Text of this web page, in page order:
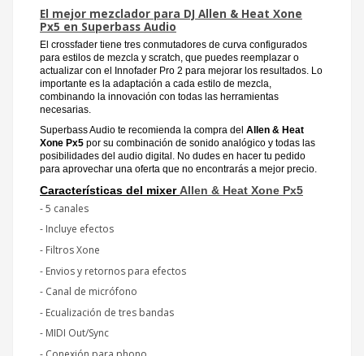
El mejor mezclador para DJ Allen & Heat Xone
Px5 en Superbass Audio
El crossfader tiene tres conmutadores de curva configurados
para estilos de mezcla y scratch, que puedes reemplazar o
actualizar con el Innofader Pro 2 para mejorar los resultados. Lo
importante es la adaptación a cada estilo de mezcla,
combinando la innovación con todas las herramientas
necesarias.
Superbass Audio te recomienda la compra del Allen & Heat
Xone Px5 por su combinación de sonido analógico y todas las
posibilidades del audio digital. No dudes en hacer tu pedido
para aprovechar una oferta que no encontrarás a mejor precio.
Características del mixer Allen & Heat Xone Px5
- 5 canales
- Incluye efectos
- Filtros Xone
- Envios y retornos para efectos
- Canal de micrófono
- Ecualización de tres bandas
- MIDI Out/Sync